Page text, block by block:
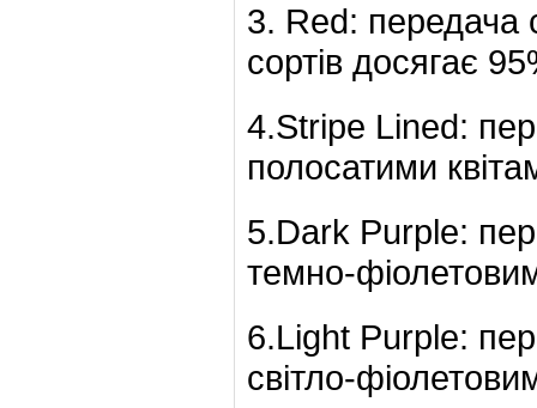
3. Red: передача
сортів досягає
4.Stripe Lined:
полосатими
5.Dark Purple:
темно-
6.Light Purple:
світло-